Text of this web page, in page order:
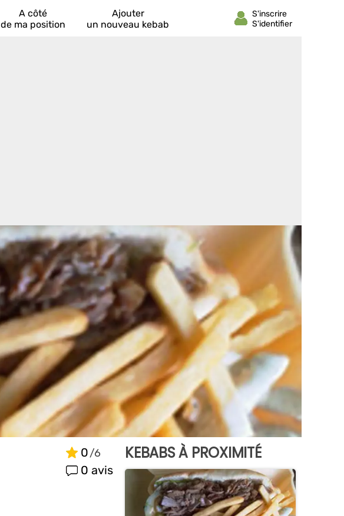
A côté
de ma position
Ajouter
un nouveau kebab
0
0 avis
KEBABS À PROXIMITÉ